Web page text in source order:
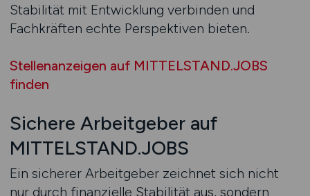
Stabilität mit Entwicklung verbinden und
Fachkräften echte Perspektiven bieten.
Stellenanzeigen auf MITTELSTAND.JOBS
finden
Sichere Arbeitgeber auf
MITTELSTAND.JOBS
Ein sicherer Arbeitgeber zeichnet sich nicht
nur durch finanzielle Stabilität aus, sondern